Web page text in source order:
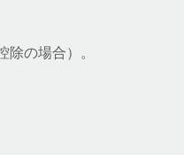
の場合）。